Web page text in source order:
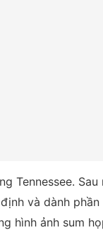
Tennessee.
và dành
hình ảnh sum